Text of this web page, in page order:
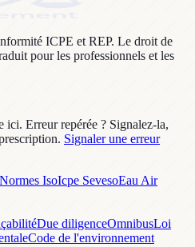
ICPE et REP. Le droit de
pour les professionnels et les
ici. Erreur repérée ? Signalez-la,
Signaler une erreur
Normes IsoIcpe SevesoEau Air
Due diligenceOmnibusLoi
Code de l'environnement